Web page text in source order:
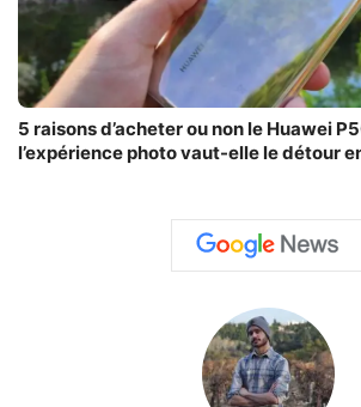
5 raisons d’acheter ou non le Huawei
l’expérience photo vaut-elle le détour